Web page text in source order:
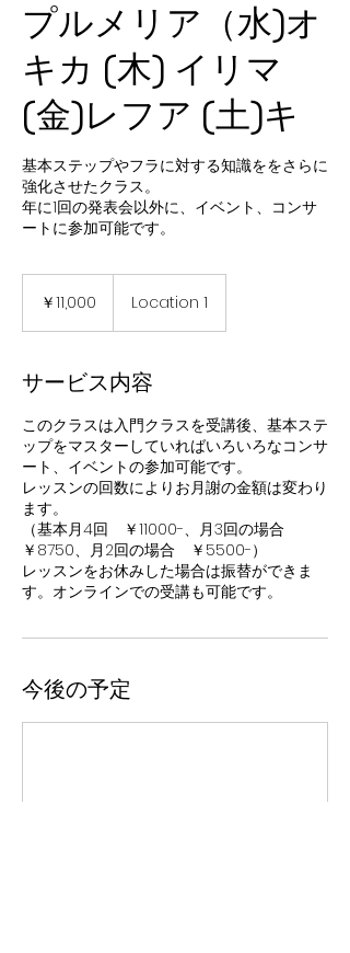
プルメリア（水)オ
キカ (木) イリマ
(金)レフア (土)キ
基本ステップやフラに対する知識ををさらに
強化させたクラス。
年に1回の発表会以外に、イベント、コンサ
ートに参加可能です。
￥11,000 Location 1
サービス内容
このクラスは入門クラスを受講後、基本ステ
ップをマスターしていればいろいろなコンサ
ート、イベントの参加可能です。
レッスンの回数によりお月謝の金額は変わり
ます。
（基本月4回 ￥11000-、月3回の場合
￥8750、月2回の場合 ￥5500-）
レッスンをお休みした場合は振替ができま
す。オンラインでの受講も可能です。
今後の予定